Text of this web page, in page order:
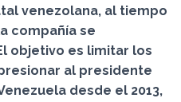
Ó
N
venezolana, al tiempo
compañía se
objetivo es limitar los
al presidente
desde el 2013,